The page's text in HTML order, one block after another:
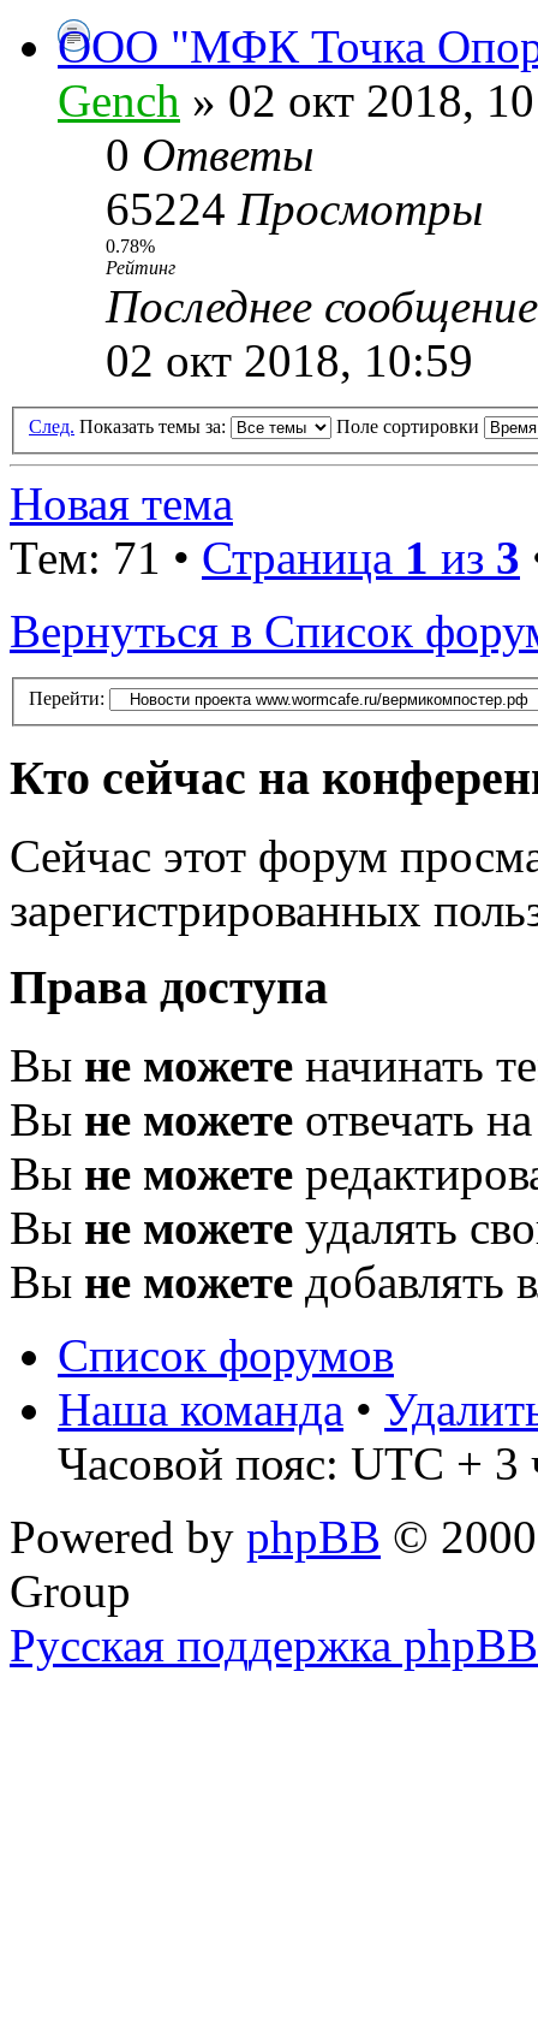
ООО "МФК Точка
Gench » 02 окт 2018,
0 Ответы
65224 Просмотры
0.78%
Рейтинг
Последнее
02 окт 2018, 10:59
След. Показать темы за: Поле сортировки
Новая тема
Тем: 71 • Страница 1 из 3
Вернуться в Список
Перейти:
Кто сейчас на
Сейчас этот форум
зарегистрированных
Права доступа
Вы не можете начинать
Вы не можете отвечать
Вы не можете
Вы не можете удалять
Вы не можете добавлять
Список форумов
Наша команда •
Часовой пояс: UTC + 3
Powered by phpBB ©
Group
Русская поддержка phpBB